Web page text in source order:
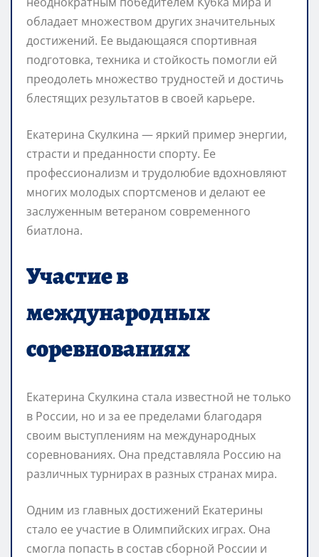
обладает множеством других значительных
достижений. Ее выдающаяся спортивная
подготовка, техника и стойкость помогли ей
преодолеть множество трудностей и достичь
блестящих результатов в своей карьере.
Екатерина Скулкина — яркий пример энергии,
страсти и преданности спорту. Ее
профессионализм и трудолюбие вдохновляют
многих молодых спортсменов и делают ее
заслуженным ветераном современного
биатлона.
Участие в
международных
соревнованиях
Екатерина Скулкина стала известной не только
в России, но и за ее пределами благодаря
своим выступлениям на международных
соревнованиях. Она представляла Россию на
различных турнирах в разных странах мира.
Одним из главных достижений Екатерины
стало ее участие в Олимпийских играх. Она
смогла попасть в состав сборной России и